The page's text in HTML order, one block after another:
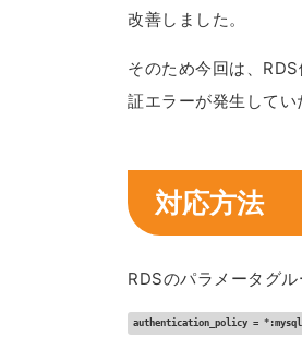
改善しました。
そのため今回は、
証エラーが発生してい
対応方法
RDSのパラメータグ
authentication_policy =